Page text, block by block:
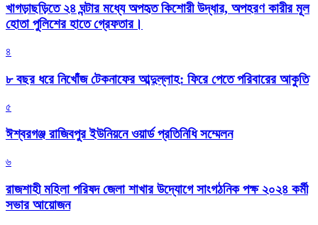
খাগড়াছড়িতে ২৪ ঘন্টার মধ্যে অপহৃত কিশোরী উদ্ধার, অপহরণ কারীর মূল
হোতা পুলিশের হাতে গ্রেফতার।
৪
৮ বছর ধরে নিখোঁজ টেকনাফের আব্দুল্লাহ: ফিরে পেতে পরিবারের আকুতি
৫
ঈশ্বরগঞ্জ রাজিবপুর ইউনিয়নে ওয়ার্ড প্রতিনিধি সম্মেলন
৬
রাজশাহী মহিলা পরিষদ জেলা শাখার উদ্যোগে সাংগঠনিক পক্ষ ২০২৪ কর্মী
সভার আয়োজন